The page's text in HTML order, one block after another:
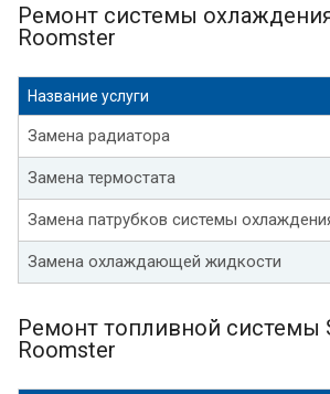
Ремонт системы
Roomster
Название услуги
Замена радиатора
Замена термостата
Замена патрубков системы
Замена охлаждающей жидкости
Ремонт топливной системы
Roomster